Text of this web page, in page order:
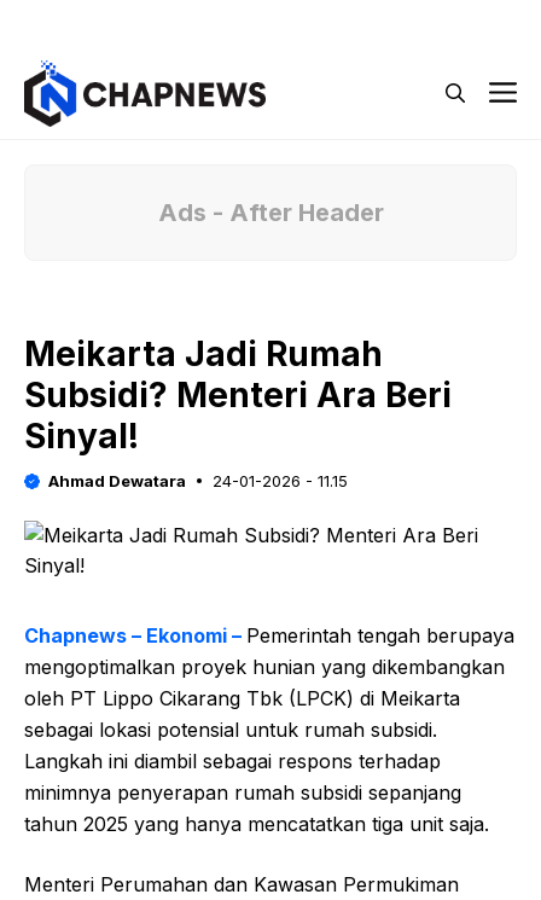
Ads - After Header
Meikarta Jadi Rumah
Subsidi? Menteri Ara Beri
Sinyal!
Ahmad Dewatara 24-01-2026 - 11.15
Chapnews – Ekonomi – Pemerintah tengah berupaya
mengoptimalkan proyek hunian yang dikembangkan
oleh PT Lippo Cikarang Tbk (LPCK) di Meikarta
sebagai lokasi potensial untuk rumah subsidi.
Langkah ini diambil sebagai respons terhadap
minimnya penyerapan rumah subsidi sepanjang
tahun 2025 yang hanya mencatatkan tiga unit saja.
Menteri Perumahan dan Kawasan Permukiman